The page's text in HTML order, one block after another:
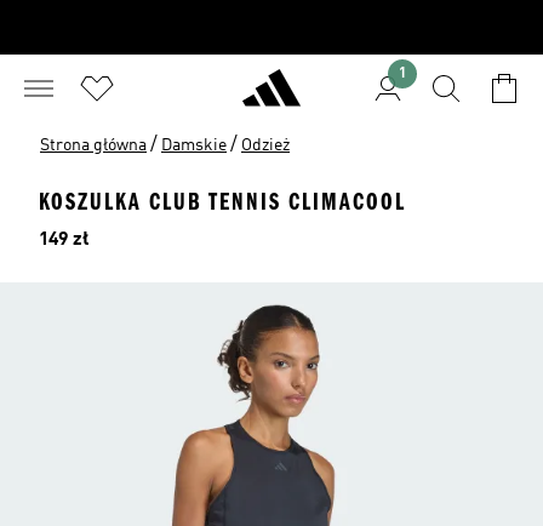
1
Strona główna / Damskie / Odzież
KOSZULKA CLUB TENNIS CLIMACOOL
Cena
149 zł